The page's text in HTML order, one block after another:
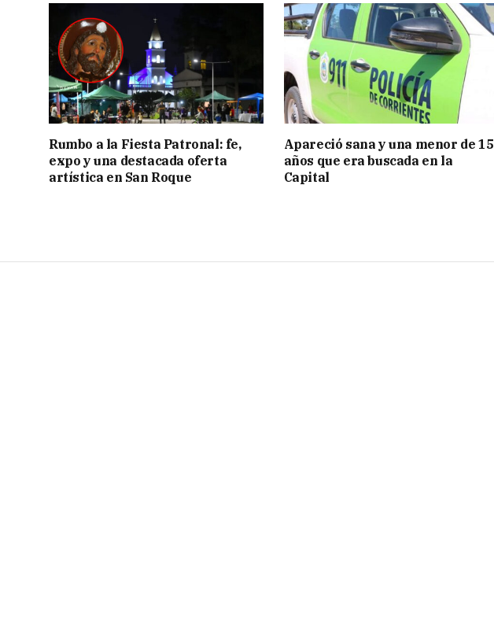
Rumbo a la Fiesta Patronal: fe,
expo y una destacada oferta
artística en San Roque
Apareció sana y una menor de 15
años que era buscada en la
Capital